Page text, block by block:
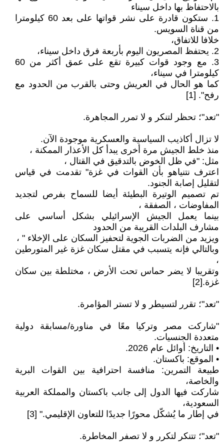
بالاحتفاظ بها داخل سيناء
1. ستكون قادرة على نشر قواتها على بعد 60 كيلومترا
من قناة السويس.
خلافا للاتفاق،
2. يحتفظ المصريون اليوم بأربعة فرق داخل سيناء،
3. مع وجود قوات كبيرة تقع على عمق أكثر من 60
كيلومترا في سيناء،
كما هو الحال في العريش وحتى بالقرب من الحدود مع
رفح". [1]
"تعد"؛ تحظر لتنكر و لا تمرر المجاهرة.
لا تزال أكاذيب السياسية والعسكرية موجودة الآن.
منذ خلط الجيش مرة أخرى يبدأ كل الأعذار الممكنة ،
مثل: "في ظل الخوض بالتدقيق في القتال ،
اعترف نتنياهو بأن القوات في غزة" تقدمت في قياس
لتقليل إصابة الجنود.
تم تصميم الوتيرة البطيئة أيضا للسماح بفرص لتجديد
المفاوضات ، الصفقة ،
بينما يعمل الجيش الإسرائيلي بشكل أساسي على
مشارف البلدات القريبة من الحدود
ويزيد من الضربات الجوية لتحفيز السكان على الإخلاء " ،
وبالتالي فإنه يتسبب في مقتل سكان غزة غير المتورطين
،
وتقريبا لا يضر حماس تحت الأرض ، مختلطة بين سكان
غزة.[2]
"تعد"؛ تقرر لتسيطر و لا تستر المؤامرة.
"شاركت مصر وتركيا معًا في مناورة/مسابقة دولية
متعددة الجنسيات.
• التاريخ: أوائل عام 2026.
• الموقع: باكستان.
طبيعة التمرين: منافسة احترافية بين القوات البرية
والخاصة،
شاركت فيها الدول إلى جانب باكستان والمملكة العربية
السعودية،
في إطار ما يُشكّل محورًا جديدًا للتعاون الإقليمي." [3]
"تعد"؛ تتنكر لتكرر و لا تصفر المخاطرة.